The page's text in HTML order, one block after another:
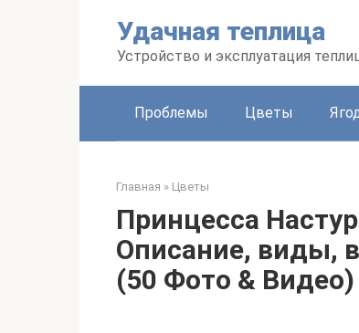
Удачная теплица
Устройство и эксплуатация
Проблемы Цветы
Главная » Цветы
Принцесса
Описание, виды,
(50 Фото &